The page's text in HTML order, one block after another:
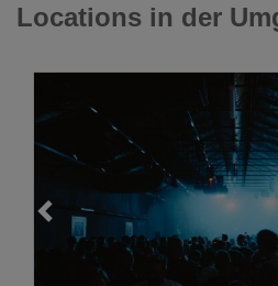
Locations in der